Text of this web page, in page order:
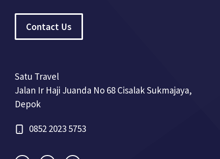
Contact Us
Satu Travel
Jalan Ir Haji Juanda No 68 Cisalak Sukmajaya,
Depok
0852 2023 5753